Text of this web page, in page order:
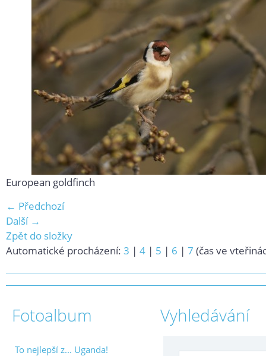
European goldfinch
← Předchozí
Další →
Zpět do složky
Automatické procházení: 3 | 4 | 5 | 6 | 7 (čas ve
Fotoalbum
To nejlepší z... Uganda!
Vyhledávání